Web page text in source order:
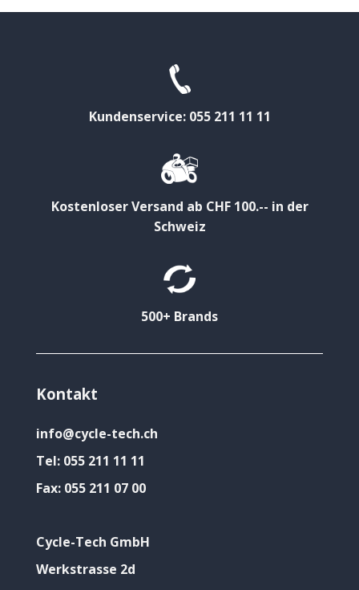
Kundenservice: 055 211 11 11
Kostenloser Versand ab CHF 100.-- in der
Schweiz
500+ Brands
Kontakt
info@cycle-tech.ch
Tel: 055 211 11 11
Fax: 055 211 07 00
Cycle-Tech GmbH
Werkstrasse 2d